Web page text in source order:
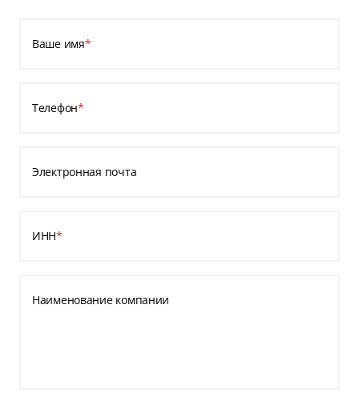
Ваше имя*
Телефон*
Электронная почта
ИНН*
Наименование компании